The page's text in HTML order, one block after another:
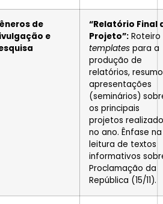
de
e
“Relatório Final
Projeto”: Roteiro
templates para a
produção de
relatórios,
apresentações
(seminários)
os principais
projetos
no ano. Ênfase na
leitura de textos
informativos
Proclamação da
República (15/11).